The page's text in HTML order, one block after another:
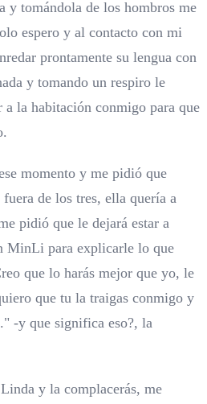
y tomándola de los hombros me
espero y al contacto con mi
prontamente su lengua con
y tomando un respiro le
a la habitación conmigo para que
momento y me pidió que
de los tres, ella quería a
pidió que le dejará estar a
MinLi para explicarle lo que
que lo harás mejor que yo, le
que tu la traigas conmigo y
-y que significa eso?, la
y la complacerás, me